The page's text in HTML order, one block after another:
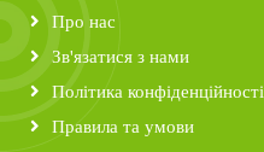
Про нас
Зв'язатися з нами
Політика конфіденційності
Правила та умови